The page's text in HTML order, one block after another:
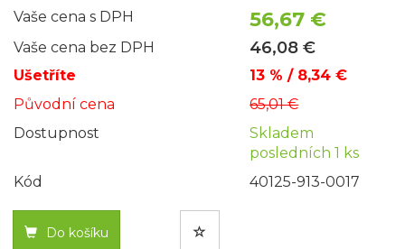
Vaše cena s DPH 56,67 €
Vaše cena bez DPH 46,08 €
Ušetříte
13 % / 8,34 €
Původní cena
65,01 €
Dostupnost
Skladem
posledních 1 ks
Kód
40125-913-0017
Do košíku